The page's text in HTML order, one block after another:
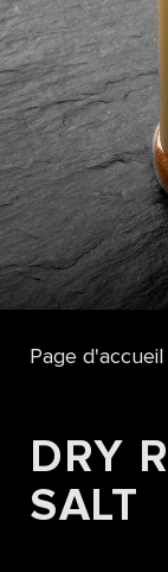
Page d'accueil
DRY
SALT